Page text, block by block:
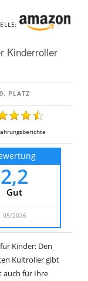
Kinderroller
2,2
Gut
05/2026
Kinder: Den
Kultroller gibt
auch für Ihre